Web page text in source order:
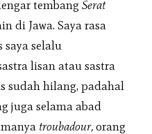
tembang Serat
di Jawa. Saya rasa
saya selalu
lisan atau sastra
sudah hilang, padahal
juga selama abad
troubadour, orang